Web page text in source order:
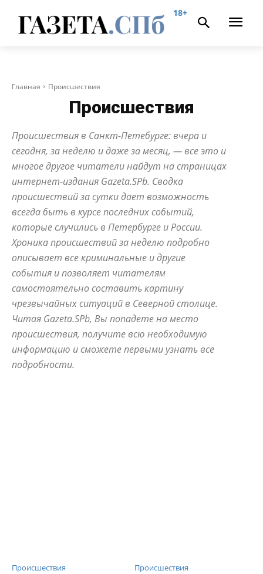
18+
Главная Происшествия
Происшествия
Происшествия в Санкт-Петебурге: вчера и
сегодня, за неделю и даже за месяц, — все это и
многое другое читатели найдут на страницах
интернет-издания Gazeta.SPb. Сводка
происшествий за сутки дает возможность
всегда быть в курсе последних событий,
которые случились в Петербурге и России.
Хроника происшествий за неделю подробно
описывает все криминальные и другие
события и позволяет читателям
самостоятельно составить картину
чрезвычайных ситуаций в Северной столице.
Читая Gazeta.SPb, Вы попадете на место
происшествия, получите всю необходимую
информацию и сможете первыми узнать все
подробности.
Происшествия Происшествия